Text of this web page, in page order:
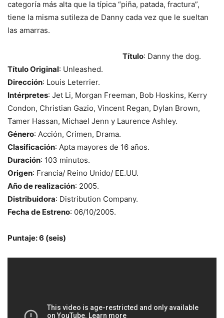
categoría más alta que la típica “piña, patada, fractura”,
tiene la misma sutileza de Danny cada vez que le sueltan
las amarras.
Título: Danny the dog.
Título Original: Unleashed.
Dirección: Louis Leterrier.
Intérpretes: Jet Li, Morgan Freeman, Bob Hoskins, Kerry
Condon, Christian Gazio, Vincent Regan, Dylan Brown,
Tamer Hassan, Michael Jenn y Laurence Ashley.
Género: Acción, Crimen, Drama.
Clasificación: Apta mayores de 16 años.
Duración: 103 minutos.
Origen: Francia/ Reino Unido/ EE.UU.
Año de realización: 2005.
Distribuidora: Distribution Company.
Fecha de Estreno: 06/10/2005.
Puntaje: 6 (seis)